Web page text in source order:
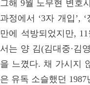
그해 9월 노무현 변호
과정에서 ‘3자 개입’,
만에 석방되었지만,
서는 양 김(김대중·김
을 느꼈다. 채 가시지
은 유독 소슬했던